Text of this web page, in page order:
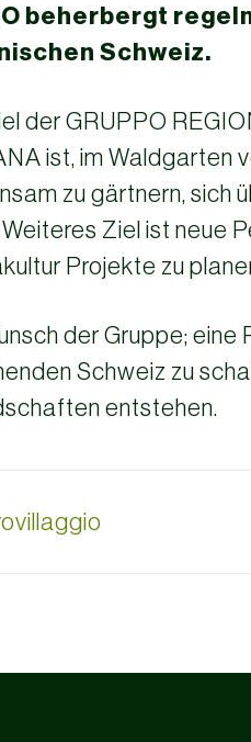
beherbergt
Schweiz.
der GRUPPO
ist, im Waldgarten
zu gärtnern, sich
Ziel ist neue
Projekte zu
der Gruppe;
Schweiz zu
entstehen.